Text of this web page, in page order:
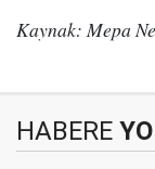
Kaynak: Mepa
HABERE